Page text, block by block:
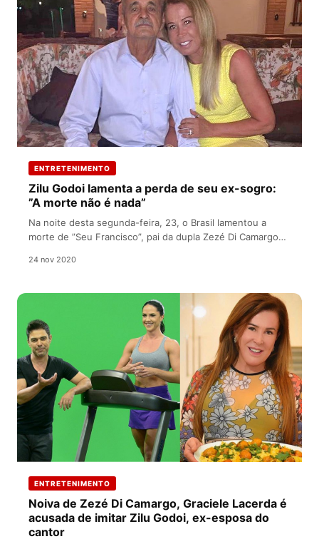
ENTRETENIMENTO
Zilu Godoi lamenta a perda de seu ex-sogro:
”A morte não é nada”
Na noite desta segunda-feira, 23, o Brasil lamentou a
morte de ”Seu Francisco”, pai da dupla Zezé Di Camargo
24 nov 2020
ENTRETENIMENTO
Noiva de Zezé Di Camargo, Graciele Lacerda é
acusada de imitar Zilu Godoi, ex-esposa do
cantor